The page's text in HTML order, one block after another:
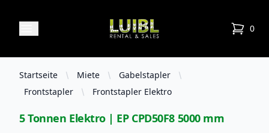
Luibl Rental & Sales 0
items
Startseite Miete
Gabelstapler
Frontstapler
Frontstapler Elektro
5 Tonnen Elektro | EP CPD50F8 5000 mm